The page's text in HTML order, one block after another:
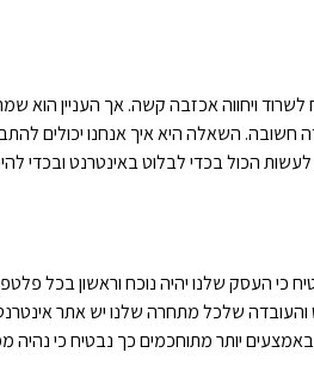
ויחווה אכזבה קשה. אך העניין הוא
חשובה. השאלה היא איך אנחנו
הכול בכדי לבלוט באינטרנט ובכדי
כי העסק שלנו יהיה נוכח וראשון בכל
שלכל מתחרה שלנו יש אתר
יותר מתוחכמים כך נבטיח כי נהיה